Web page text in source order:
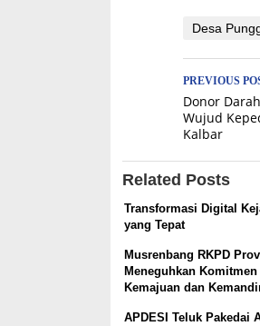
Desa
Post
PREVIOUS
Donor
Wujud
Kalbar
Related Posts
Transformasi Digital
yang Tepat
Musrenbang RKPD
Meneguhkan
Kemajuan dan
APDESI Teluk Pakedai